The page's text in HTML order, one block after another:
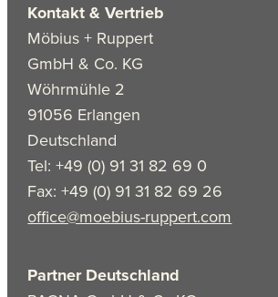
Kontakt & Vertrieb
Möbius + Ruppert
GmbH & Co. KG
Wöhrmühle 2
91056 Erlangen
Deutschland
Tel: +49 (0) 91 31 82 69 0
Fax: +49 (0) 91 31 82 69 26
office@moebius-ruppert.com
Partner Deutschland